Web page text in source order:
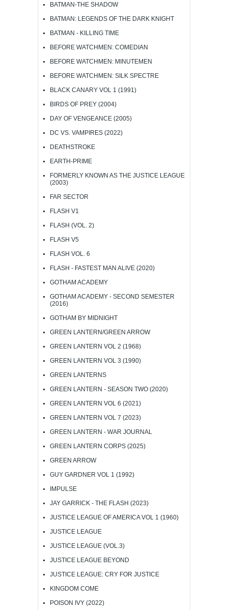
BATMAN-THE SHADOW
BATMAN: LEGENDS OF THE DARK KNIGHT
BATMAN - KILLING TIME
BEFORE WATCHMEN: COMEDIAN
BEFORE WATCHMEN: MINUTEMEN
BEFORE WATCHMEN: SILK SPECTRE
BLACK CANARY VOL 1 (1991)
BIRDS OF PREY (2004)
DAY OF VENGEANCE (2005)
DC VS. VAMPIRES (2022)
DEATHSTROKE
EARTH-PRIME
FORMERLY KNOWN AS THE JUSTICE LEAGUE
(2003)
FAR SECTOR
FLASH V1
FLASH (VOL. 2)
FLASH V5
FLASH VOL. 6
FLASH - FASTEST MAN ALIVE (2020)
GOTHAM ACADEMY
GOTHAM ACADEMY - SECOND SEMESTER
(2016)
GOTHAM BY MIDNIGHT
GREEN LANTERN/GREEN ARROW
GREEN LANTERN VOL 2 (1968)
GREEN LANTERN VOL 3 (1990)
GREEN LANTERNS
GREEN LANTERN - SEASON TWO (2020)
GREEN LANTERN VOL 6 (2021)
GREEN LANTERN VOL 7 (2023)
GREEN LANTERN - WAR JOURNAL
GREEN LANTERN CORPS (2025)
GREEN ARROW
GUY GARDNER VOL 1 (1992)
IMPULSE
JAY GARRICK - THE FLASH (2023)
JUSTICE LEAGUE OF AMERICA VOL 1 (1960)
JUSTICE LEAGUE
JUSTICE LEAGUE (VOL.3)
JUSTICE LEAGUE BEYOND
JUSTICE LEAGUE: CRY FOR JUSTICE
KINGDOM COME
POISON IVY (2022)